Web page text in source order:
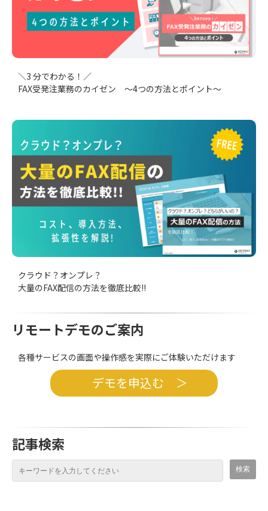
＼3 分でわかる！／
FAX受発注業務のカイゼン ～4つの方法とポイント～
クラウド？オンプレ？
大量のFAX配信の方法を徹底比較!!
リモートデモのご案内
各種サービスの画面や操作感を実際にご体験いただけます
デモを申込む ＞
記事検索